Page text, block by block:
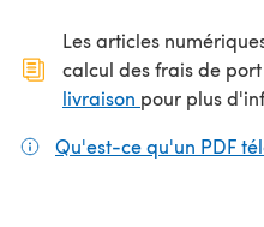
Les articles
calcul des frais de
livraison (s'ouvre dans
pour plus
Qu'est-ce qu'un PDF